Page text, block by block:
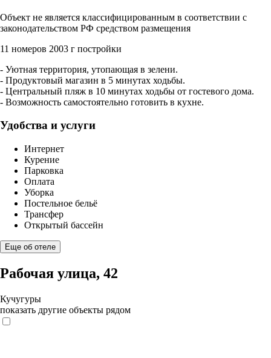
Объект не является классифицированным в соответствии с
законодательством РФ средством размещения
11 номеров 2003 г постройки
- Уютная территория, утопающая в зелени.
- Продуктовый магазин в 5 минутах ходьбы.
- Центральный пляж в 10 минутах ходьбы от гостевого дома.
- Возможность самостоятельно готовить в кухне.
Удобства и услуги
Интернет
Курение
Парковка
Оплата
Уборка
Постельное бельё
Трансфер
Открытый бассейн
Еще об отеле
Рабочая улица, 42
Кучугуры
показать другие объекты рядом